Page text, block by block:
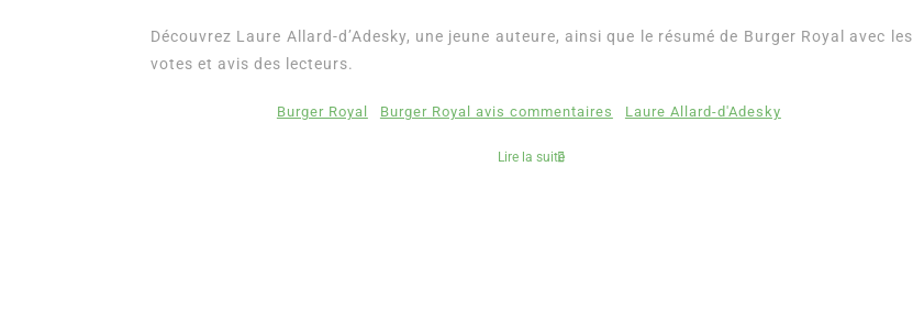
Découvrez Laure Allard-d’Adesky, une jeune auteure, ainsi que le résumé de Burger Royal avec les
votes et avis des lecteurs.
Burger Royal Burger Royal avis commentaires Laure Allard-d'Adesky
Lire la suite